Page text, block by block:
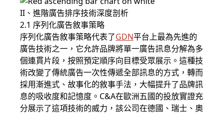
II、進階廣告排序技術深度剖析
2.1 序列化廣告敘事策略
序列化廣告敘事策略代表了GDN平台上最為先進的
廣告技術之一，它允許品牌將單一廣告訊息分解為多
個連貫片段，按照預定順序向目標受眾展示。這種技
術改變了傳統廣告一次性傳遞全部訊息的方式，轉而
採用漸進式、故事化的敘事手法，大幅提升了品牌訊
息的吸收度和記憶度。C&A在歐洲五國的投放實證充
分展示了這項技術的威力，該公司在德國、瑞士、奧